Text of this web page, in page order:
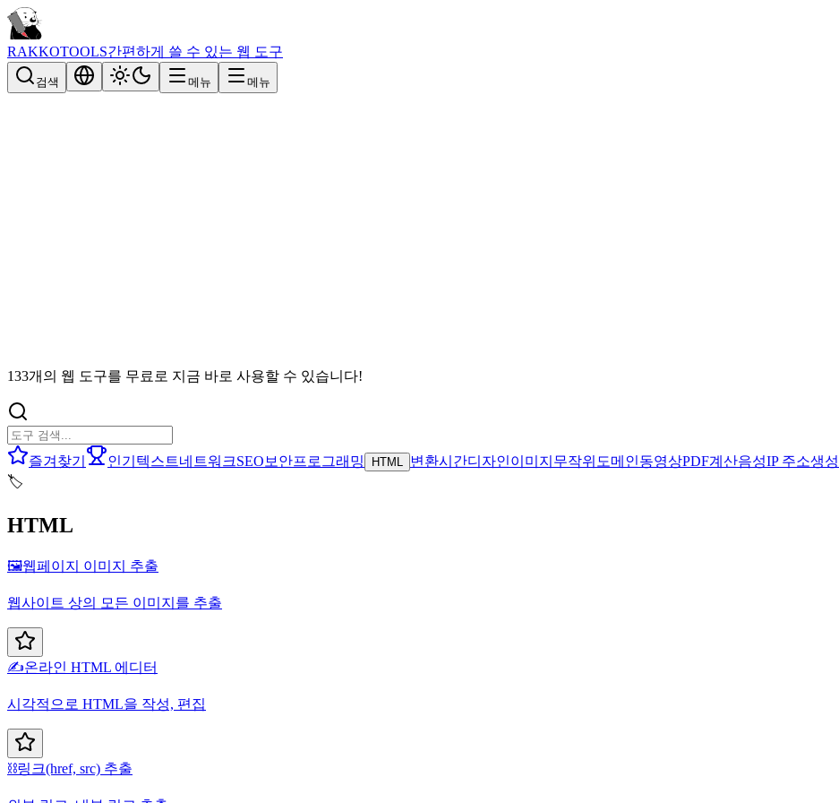
RAKKOTOOLS간편하게 쓸 수 있는 웹 도구
검색 메뉴 메뉴
133개의 웹 도구를 무료로 지금 바로 사용할 수 있습니다!
즐겨찾기 인기 텍스트네트워크SEO 보안프로그래밍 HTML 변환시간디자인이미지 무작위 도메인동영상PDF계산음성IP 주소생성
🏷️
HTML
🖼️웹페이지 이미지 추출
웹사이트 상의 모든 이미지를 추출
✍️온라인 HTML 에디터
시각적으로 HTML을 작성, 편집
⛓️링크(href, src) 추출